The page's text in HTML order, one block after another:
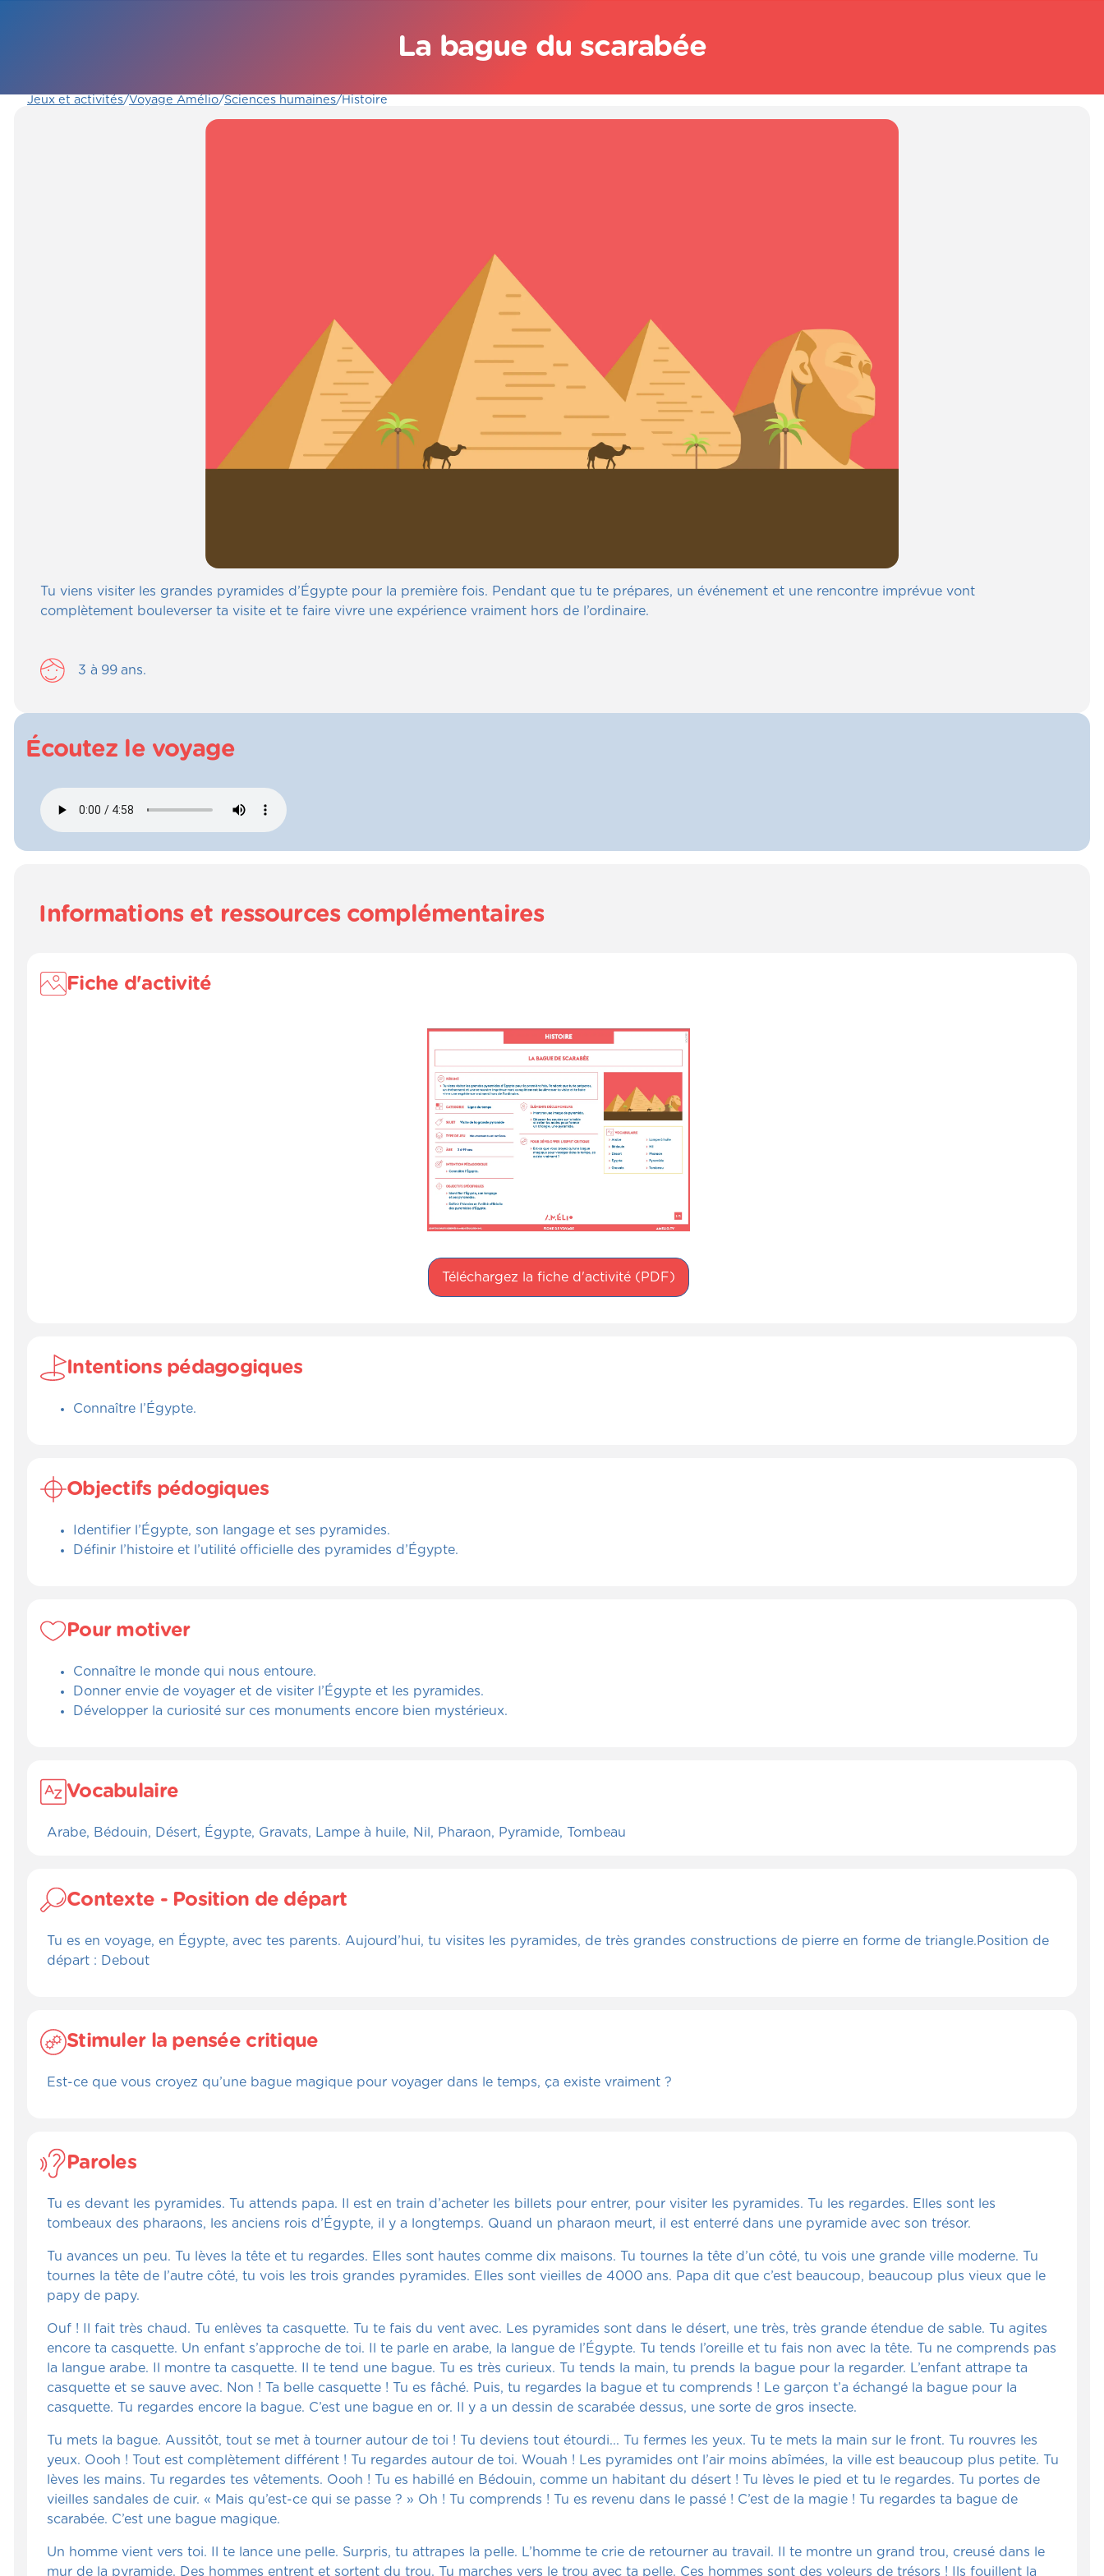
La bague du scarabée
Jeux et activités/Voyage Amélio/Sciences humaines/Histoire
Tu viens visiter les grandes pyramides d’Égypte pour la première fois. Pendant que tu te prépares, un événement et une rencontre imprévue vont
complètement bouleverser ta visite et te faire vivre une expérience vraiment hors de l’ordinaire.
3 à 99 ans.
Écoutez le voyage
Informations et ressources complémentaires
Fiche d'activité
Téléchargez la fiche d'activité (PDF)
Intentions pédagogiques
Connaître l’Égypte.
Objectifs pédogiques
Identifier l’Égypte, son langage et ses pyramides.
Définir l’histoire et l’utilité officielle des pyramides d’Égypte.
Pour motiver
Connaître le monde qui nous entoure.
Donner envie de voyager et de visiter l’Égypte et les pyramides.
Développer la curiosité sur ces monuments encore bien mystérieux.
Vocabulaire
Arabe, Bédouin, Désert, Égypte, Gravats, Lampe à huile, Nil, Pharaon, Pyramide, Tombeau
Contexte - Position de départ
Tu es en voyage, en Égypte, avec tes parents. Aujourd’hui, tu visites les pyramides, de très grandes constructions de pierre en forme de triangle.Position de
départ : Debout
Stimuler la pensée critique
Est-ce que vous croyez qu’une bague magique pour voyager dans le temps, ça existe vraiment ?
Paroles
Tu es devant les pyramides. Tu attends papa. Il est en train d’acheter les billets pour entrer, pour visiter les pyramides. Tu les regardes. Elles sont les
tombeaux des pharaons, les anciens rois d’Égypte, il y a longtemps. Quand un pharaon meurt, il est enterré dans une pyramide avec son trésor.
Tu avances un peu. Tu lèves la tête et tu regardes. Elles sont hautes comme dix maisons. Tu tournes la tête d’un côté, tu vois une grande ville moderne. Tu
tournes la tête de l’autre côté, tu vois les trois grandes pyramides. Elles sont vieilles de 4000 ans. Papa dit que c’est beaucoup, beaucoup plus vieux que le
papy de papy.
Ouf ! Il fait très chaud. Tu enlèves ta casquette. Tu te fais du vent avec. Les pyramides sont dans le désert, une très, très grande étendue de sable. Tu agites
encore ta casquette. Un enfant s’approche de toi. Il te parle en arabe, la langue de l’Égypte. Tu tends l’oreille et tu fais non avec la tête. Tu ne comprends pas
la langue arabe. Il montre ta casquette. Il te tend une bague. Tu es très curieux. Tu tends la main, tu prends la bague pour la regarder. L’enfant attrape ta
casquette et se sauve avec. Non ! Ta belle casquette ! Tu es fâché. Puis, tu regardes la bague et tu comprends ! Le garçon t’a échangé la bague pour la
casquette. Tu regardes encore la bague. C’est une bague en or. Il y a un dessin de scarabée dessus, une sorte de gros insecte.
Tu mets la bague. Aussitôt, tout se met à tourner autour de toi ! Tu deviens tout étourdi... Tu fermes les yeux. Tu te mets la main sur le front. Tu rouvres les
yeux. Oooh ! Tout est complètement différent ! Tu regardes autour de toi. Wouah ! Les pyramides ont l’air moins abîmées, la ville est beaucoup plus petite. Tu
lèves les mains. Tu regardes tes vêtements. Oooh ! Tu es habillé en Bédouin, comme un habitant du désert ! Tu lèves le pied et tu le regardes. Tu portes de
vieilles sandales de cuir. « Mais qu’est-ce qui se passe ? » Oh ! Tu comprends ! Tu es revenu dans le passé ! C’est de la magie ! Tu regardes ta bague de
scarabée. C’est une bague magique.
Un homme vient vers toi. Il te lance une pelle. Surpris, tu attrapes la pelle. L’homme te crie de retourner au travail. Il te montre un grand trou, creusé dans le
mur de la pyramide. Des hommes entrent et sortent du trou. Tu marches vers le trou avec ta pelle. Ces hommes sont des voleurs de trésors ! Ils fouillent la